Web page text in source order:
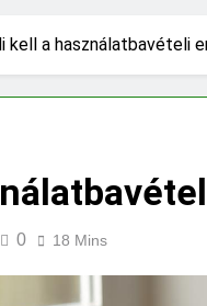
Milyen fűtést
Mi kell az
kell a használatbavételi
0 18 Mins